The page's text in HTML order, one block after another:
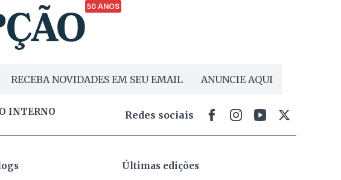
50 ANOS
RECEBA NOVIDADES EM SEU EMAIL ANUNCIE AQUI
INTERNO Redes sociais
Últimas edições